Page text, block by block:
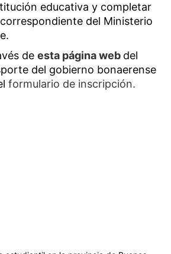
educativa y completar
del Ministerio
deesta página web del
del gobierno bonaerense
formulario de inscripción.